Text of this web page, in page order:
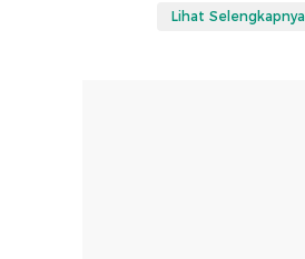
Lihat Selengkapnya